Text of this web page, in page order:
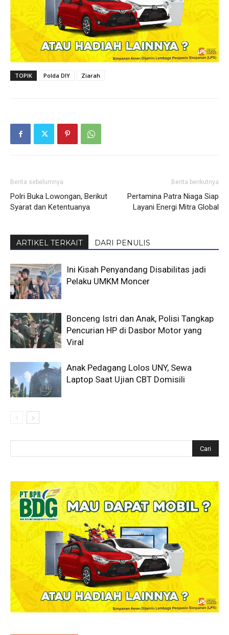
TOPIK Polda DIY Ziarah
Berita sebelumnya
Polri Buka Lowongan, Berikut
Syarat dan Ketentuanya
Berita berikutnya
Pertamina Patra Niaga Siap
Layani Energi Mitra Global
ARTIKEL TERKAIT DARI PENULIS
Ini Kisah Penyandang Disabilitas jadi
Pelaku UMKM Moncer
Bonceng Istri dan Anak, Polisi Tangkap
Pencurian HP di Dasbor Motor yang
Viral
Anak Pedagang Lolos UNY, Sewa
Laptop Saat Ujian CBT Domisili